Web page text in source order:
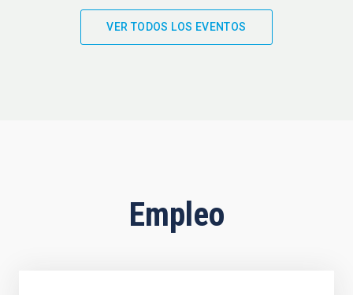
VER TODOS LOS EVENTOS
Empleo